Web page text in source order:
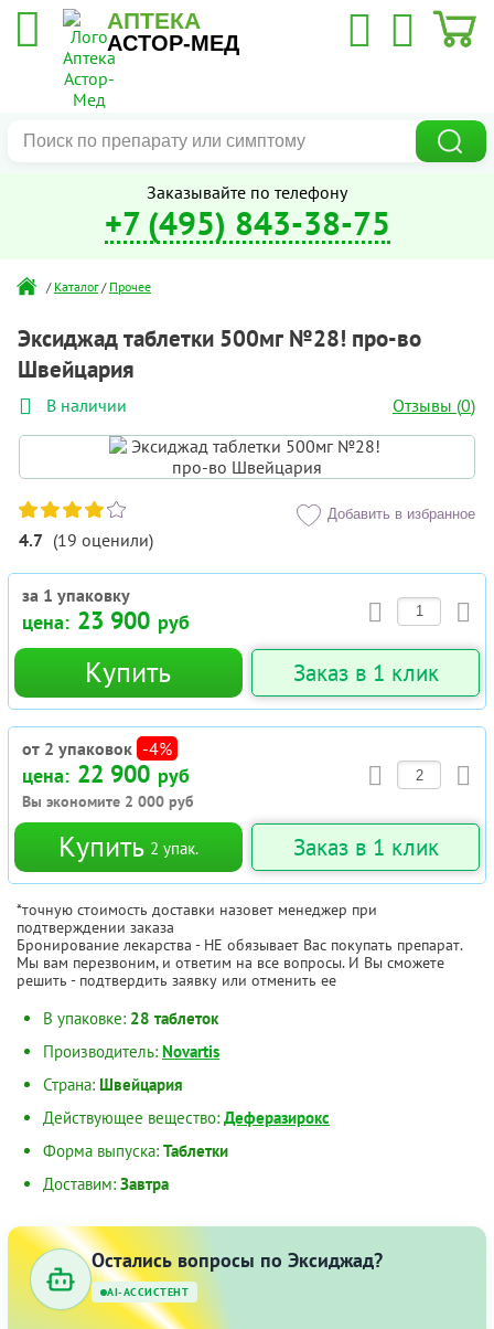
АПТЕКА
АСТОР-МЕД
Заказывайте по телефону
+7 (495) 843-38-75
/ Каталог / Прочее
Эксиджад таблетки 500мг №28! про-во
Швейцария
В наличии Отзывы (0)
4.7 (19 оценили)
Добавить в избранное
за 1 упаковку
цена: 23 900 руб
Купить Заказ в 1 клик
от 2 упаковок -4%
цена: 22 900 руб
Вы экономите 2 000 руб
Купить 2 упак. Заказ в 1 клик
*точную стоимость доставки назовет менеджер при
подтверждении заказа
Бронирование лекарства - НЕ обязывает Вас покупать препарат.
Мы вам перезвоним, и ответим на все вопросы. И Вы сможете
решить - подтвердить заявку или отменить ее
В упаковке: 28 таблеток
Производитель: Novartis
Страна: Швейцария
Действующее вещество: Деферазирокс
Форма выпуска: Таблетки
Доставим: Завтра
Остались вопросы по Эксиджад?
AI-АССИСТЕНТ